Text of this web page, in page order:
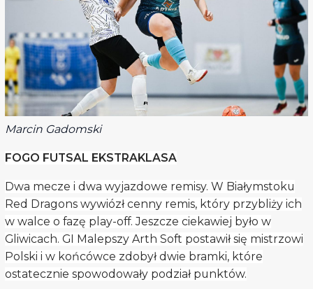
Marcin Gadomski
FOGO FUTSAL EKSTRAKLASA
Dwa mecze i dwa wyjazdowe remisy. W Białymstoku
Red Dragons wywiózł cenny remis, który przybliży ich
w walce o fazę play-off. Jeszcze ciekawiej było w
Gliwicach. GI Malepszy Arth Soft postawił się mistrzowi
Polski i w końcówce zdobył dwie bramki, które
ostatecznie spowodowały podział punktów.